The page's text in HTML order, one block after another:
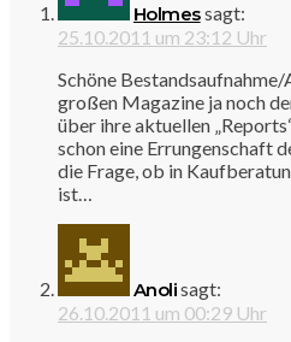
Holmessagt:
25.10.2011 um 23:12 Uhr
Schöne
großen Magazine ja noch
über ihre aktuellen
schon eine Errungenschaft
die Frage, ob in
ist…
Anolisagt:
26.10.2011 um 00:29 Uhr